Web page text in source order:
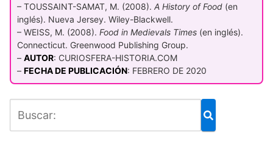
– TOUSSAINT-SAMAT, M. (2008). A History of Food (en
inglés). Nueva Jersey. Wiley-Blackwell.
– WEISS, M. (2008). Food in Medievals Times (en inglés).
Connecticut. Greenwood Publishing Group.
– AUTOR: CURIOSFERA-HISTORIA.COM
– FECHA DE PUBLICACIÓN: FEBRERO DE 2020